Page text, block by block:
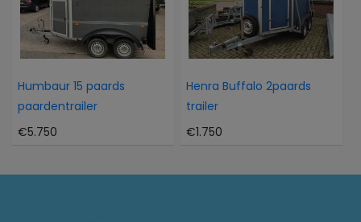
Humbaur 15 paards
paardentrailer
€5.750
Henra Buffalo 2paards
trailer
€1.750